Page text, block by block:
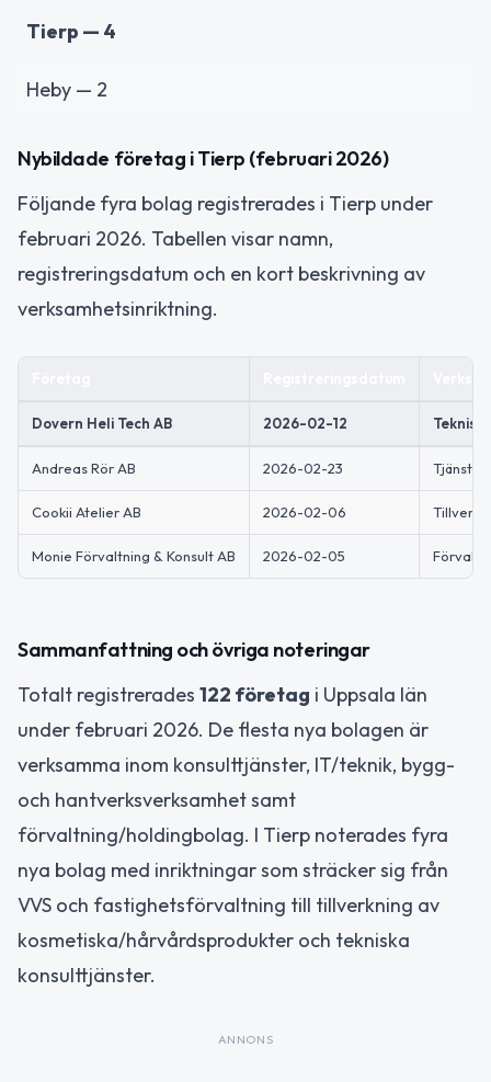
Tierp — 4
Heby — 2
Nybildade företag i Tierp (februari 2026)
Följande fyra bolag registrerades i Tierp under
februari 2026. Tabellen visar namn,
registreringsdatum och en kort beskrivning av
verksamhetsinriktning.
Dovern Heli Tech AB 2026-02-12
Andreas Rör AB 2026-02-23 Tjänster
Cookii Atelier AB 2026-02-06
Monie Förvaltning & Konsult AB 2026-02-05
Sammanfattning och övriga noteringar
Totalt registrerades 122 företag i Uppsala län
under februari 2026. De flesta nya bolagen är
verksamma inom konsulttjänster, IT/teknik, bygg-
och hantverksverksamhet samt
förvaltning/holdingbolag. I Tierp noterades fyra
nya bolag med inriktningar som sträcker sig från
VVS och fastighetsförvaltning till tillverkning av
kosmetiska/hårvårdsprodukter och tekniska
konsulttjänster.
ANNONS